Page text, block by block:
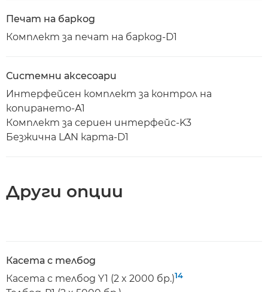
Печат на баркод
Комплект за печат на баркод-D1
Системни аксесоари
Интерфейсен комплект за контрол на
копирането-А1
Комплект за сериен интерфейс-K3
Безжична LAN карта-D1
Други опции
Касета с телбод
Касета с телбод Y1 (2 x 2000 бр.)14